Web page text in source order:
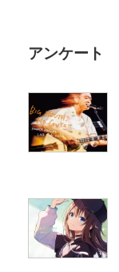
アンケート